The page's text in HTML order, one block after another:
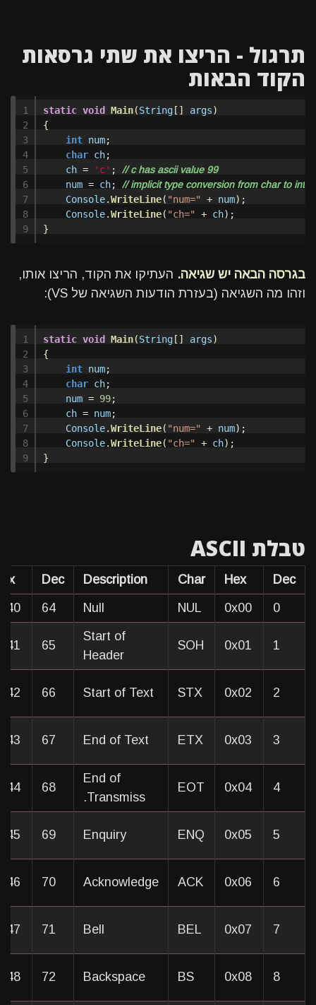
תרגול - הריצו את שתי גרסאות
הקוד הבאות
1
2
3
4
5
6
7
8
9
static void Main(String[] args)
{
int num;
char ch;
ch = 'c' ;
// c has ascii value 99
num = ch;
// implicit type conversion from char to int
Console.WriteLine( "num=" + num);
Console.WriteLine( "ch=" + ch);
}
בגרסה הבאה יש שגיאה. העתיקו את הקוד, הריצו אותו,
וזהו מה השגיאה (בעזרת הודעות השגיאה של VS):
1
2
3
4
5
6
7
8
9
static void Main(String[] args)
{
int num;
char ch;
num = 99;
ch = num;
Console.WriteLine( "num=" + num);
Console.WriteLine( "ch=" + ch);
}
טבלת ASCII
Dec
Hex
Char
Description
Dec
0
0x00
NUL
Null
64
1
0x01
SOH
Start of
Header
65
2
0x02
STX
Start of Text
66
3
0x03
ETX
End of Text
67
4
0x04
EOT
End of
Transmiss.
68
5
0x05
ENQ
Enquiry
69
6
0x06
ACK
Acknowledge
70
7
0x07
BEL
Bell
71
8
0x08
BS
Backspace
72